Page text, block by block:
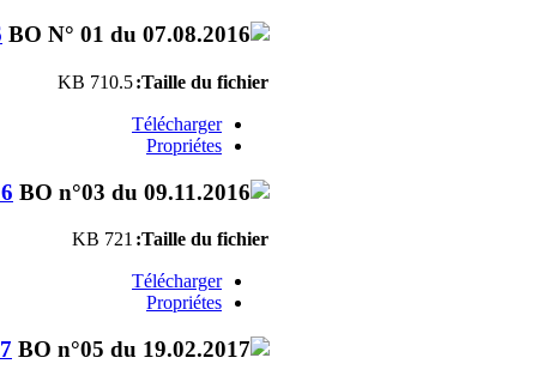
Taille du fichier:
710.5 KB
Télécharger
Propriétes
Taille du fichier:
721 KB
Télécharger
Propriétes